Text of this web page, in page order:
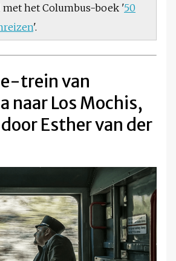
het Columbus-boek '50
'.
trein van
naar Los Mochis,
Esther van der